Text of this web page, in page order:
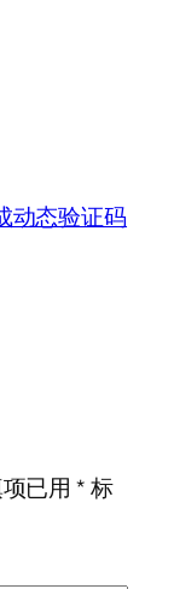
动态验证码
已用*标